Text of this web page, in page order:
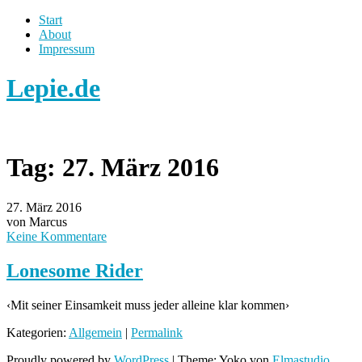
Start
About
Impressum
Lepie.de
Tag: 27. März 2016
27. März 2016
von Marcus
Keine Kommentare
Lonesome Rider
‹Mit seiner Einsamkeit muss jeder alleine klar kommen›
Kategorien: Allgemein | Permalink